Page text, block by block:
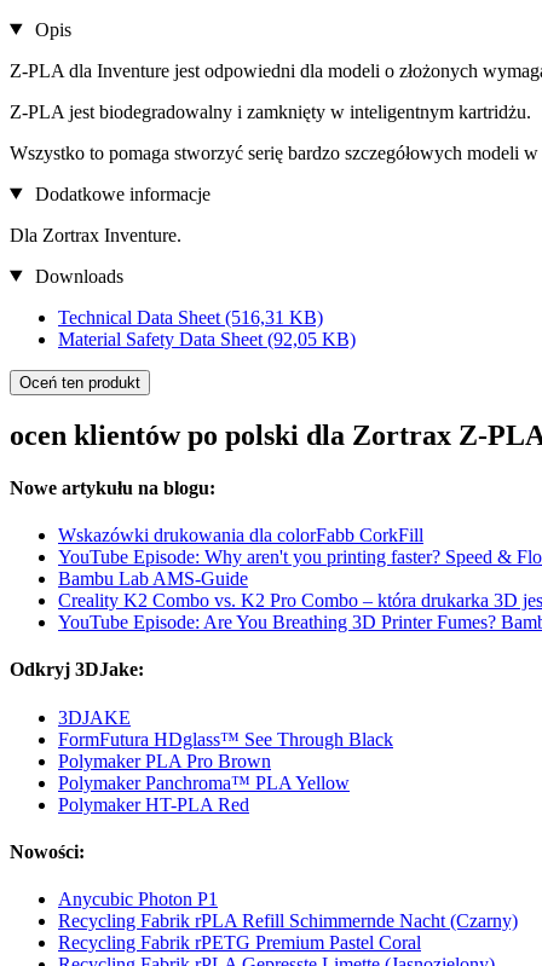
Opis
Z-PLA dla Inventure jest odpowiedni dla modeli o złożonych
Z-PLA jest biodegradowalny i zamknięty w inteligentnym kartridżu.
Wszystko to pomaga stworzyć serię bardzo szczegółowych modeli w
Dodatkowe informacje
Dla Zortrax Inventure.
Downloads
Technical Data Sheet (516,31 KB)
Material Safety Data Sheet (92,05 KB)
Oceń ten produkt
ocen klientów po polski dla Zortrax Z-
Nowe artykułu na blogu:
Wskazówki drukowania dla colorFabb CorkFill
YouTube Episode: Why aren't you printing faster? Speed &
Bambu Lab AMS-Guide
Creality K2 Combo vs. K2 Pro Combo – która drukarka 3D
YouTube Episode: Are You Breathing 3D Printer Fumes?
Odkryj 3DJake:
3DJAKE
FormFutura HDglass™ See Through Black
Polymaker PLA Pro Brown
Polymaker Panchroma™ PLA Yellow
Polymaker HT-PLA Red
Nowości:
Anycubic Photon P1
Recycling Fabrik rPLA Refill Schimmernde Nacht (Czarny)
Recycling Fabrik rPETG Premium Pastel Coral